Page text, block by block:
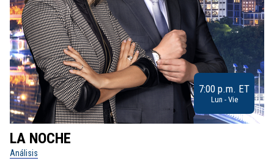
7:00 p.m. ET
Lun - Vie
LA NOCHE
Análisis